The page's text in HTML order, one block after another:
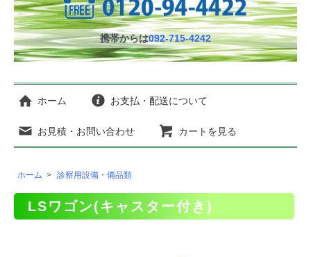
携帯からは092-715-4242
ホーム お支払・配送について
お見積・お問い合わせ カートを見る
ホーム > 診察用設備・備品類
LSワゴン(キャスター付き)